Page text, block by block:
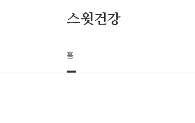
스윗건강
홈